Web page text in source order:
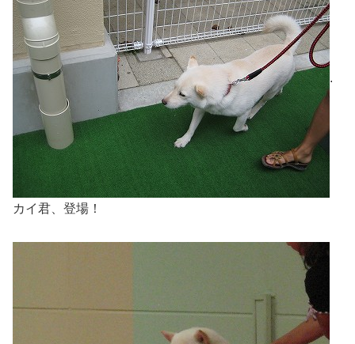
.
カイ君、登場！